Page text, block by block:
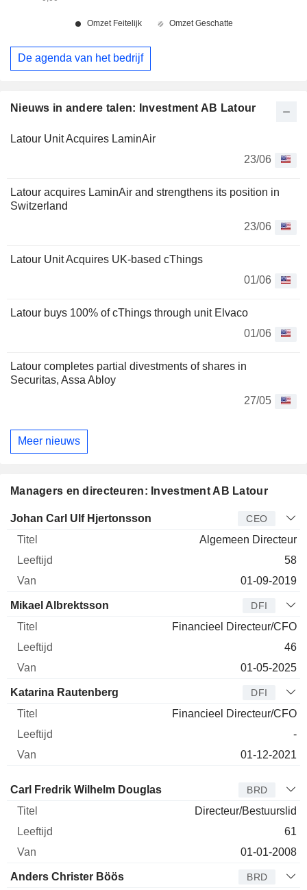
Nieuws in andere talen: Investment AB Latour
Latour Unit Acquires LaminAir
23/06
Latour acquires LaminAir and strengthens its position in
Switzerland
23/06
Latour Unit Acquires UK-based cThings
01/06
Latour buys 100% of cThings through unit Elvaco
01/06
Latour completes partial divestments of shares in
Securitas, Assa Abloy
27/05
Meer nieuws
Managers en directeuren: Investment AB Latour
Bedrijfsleider Titel Leeftijd
Johan Carl Ulf Hjertonsson CEO
Algemeen Directeur
58
01-09-2019
Mikael Albrektsson DFI
Financieel Directeur/CFO
46
01-05-2025
Katarina Rautenberg DFI
Financieel Directeur/CFO
-
01-12-2021
Bestuurder Titel Leeftijd Van
Carl Fredrik Wilhelm Douglas BRD
Directeur/Bestuurslid
61
01-01-2008
Anders Christer Böös BRD
De agenda van het bedrijf